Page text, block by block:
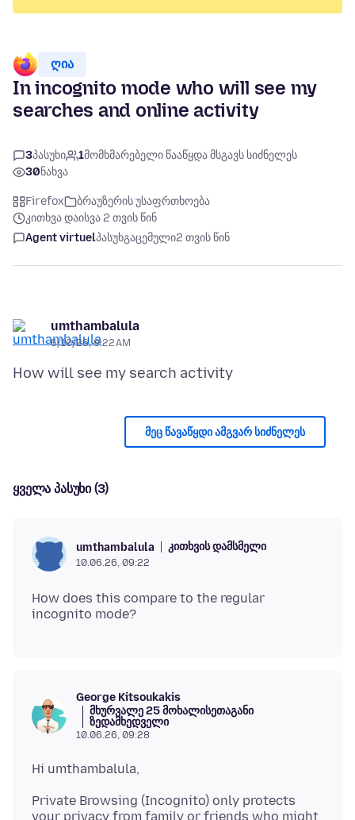
ღია
In incognito mode who will see my
searches and online activity
3პასუხი 1მომხმარებელი წააწყდა მსგავს სიძნელეს
30ნახვა
Firefox
ბრაუზერის უსაფრთხოება
კითხვა დაისვა 2 თვის წინ
Agent virtuelპასუხგაცემული2 თვის წინ
umthambalula
6/10/26, 9:22 AM
მეც წავაწყდი ამგვარ სიძნელეს
ყველა პასუხი (3)
umthambalula კითხვის დამსმელი
10.06.26, 09:22
How does this compare to the regular
George Kitsoukakis
მხურვალე 25 მოხალისეთაგანი
ზედამხედველი
10.06.26, 09:28
Private Browsing (Incognito) only protects
your privacy from family or friends who might